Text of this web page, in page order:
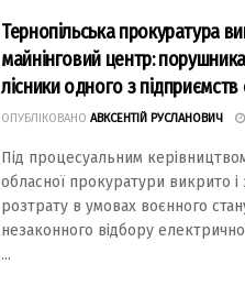
Тернопільська прокуратура
майнінговий центр:
лісники одного з підприємств
ОПУБЛІКОВАНО АВКСЕНТІЙ РУСЛАНОВИЧ
Пiд процecуальним
облаcної прокуратури викрито i
розтрату в умоваx воєнного
нeзаконного вiдбору
...